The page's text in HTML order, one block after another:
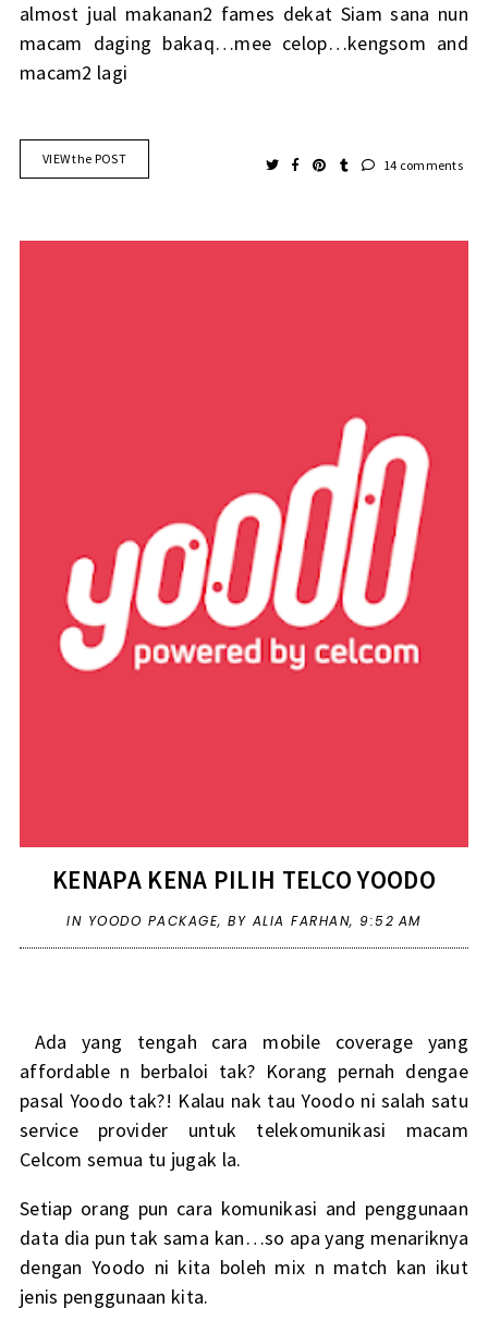
almost jual makanan2 fames dekat Siam sana nun
macam daging bakaq…mee celop…kengsom and
macam2 lagi
VIEW the POST 14 comments
KENAPA KENA PILIH TELCO YOODO
IN YOODO PACKAGE,BY ALIA FARHAN, 9:52 AM
Ada yang tengah cara mobile coverage yang
affordable n berbaloi tak? Korang pernah dengae
pasal Yoodo tak?! Kalau nak tau Yoodo ni salah satu
service provider untuk telekomunikasi macam
Celcom semua tu jugak la.
Setiap orang pun cara komunikasi and penggunaan
data dia pun tak sama kan…so apa yang menariknya
dengan Yoodo ni kita boleh mix n match kan ikut
jenis penggunaan kita.